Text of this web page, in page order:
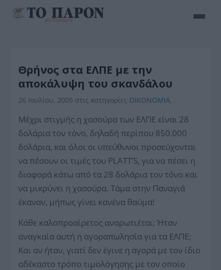
Θρήνος στα ΕΛΠΕ με την
αποκάλυψη του σκανδάλου
26 Ιουλίου, 2005 στις κατηγορίες ΟΙΚΟΝΟΜΙΑ,
Μέχρι στιγμής η χασούρα των ΕΛΠΕ είναι 28
δολάρια τον τόνο, δηλαδή περίπου 850.000
δολάρια, και όλοι οι υπεύθυνοι προσεύχονται
να πέσουν οι τιμές του PLATT’S, για να πέσει η
διαφορά κάτω από τα 28 δολάρια τον τόνο και
να μικρύνει η χασούρα. Τάμα στην Παναγιά
έκαναν, μήπως γίνει κανένα θαύμα!
Κάθε καλοπροαίρετος αναρωτιέται: Ήταν
αναγκαία αυτή η αγοραπωλησία για τα ΕΛΠΕ;
Και αν ήταν, γιατί δεν έγινε η αγορά με τον ίδιο
αδέκαστο τρόπο τιμολόγησης με τον οποίο